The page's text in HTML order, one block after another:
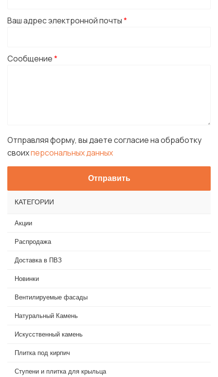
Ваш адрес электронной почты*
Сообщение*
Отправляя форму, вы даете согласие на обработку
своихперсональных данных
КАТЕГОРИИ
Акции
Распродажа
Доставка в ПВЗ
Новинки
Вентилируемые фасады
Натуральный Камень
Искусственный камень
Плитка под кирпич
Ступени и плитка для крыльца